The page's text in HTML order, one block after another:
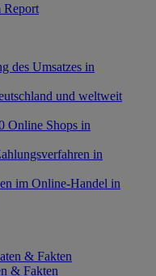
Report
des Umsatzes in
und weltweit
Online Shops in
in
im Online-Handel in
& Fakten
& Fakten